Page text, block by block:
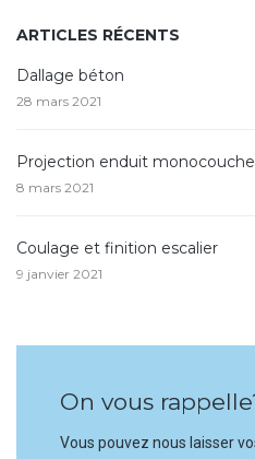
ARTICLES RÉCENTS
Dallage béton
28 mars 2021
Projection enduit monocouche
8 mars 2021
Coulage et finition escalier
9 janvier 2021
On vous
Vous pouvez nous laisser